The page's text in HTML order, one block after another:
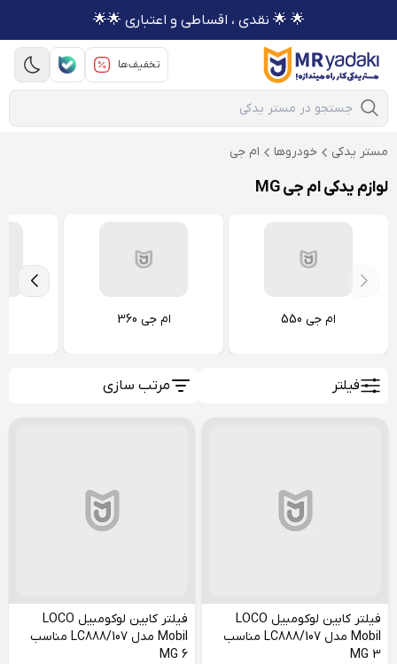
🌟 🌟 نقدی ، اقساطی و اعتباری 🌟🌟
تخفیف‌ها
Mobile Search
مستر یدکی خودروها ام جی
لوازم یدکی ام جی MG
ام جی 550 ام جی 360
فیلتر مرتب سازی
فیلتر کابین لوکومبیل LOCO
Mobil مدل LC888/107 مناسب
MG 3
فیلتر کابین لوکومبیل LOCO
Mobil مدل LC888/107 مناسب
MG 6